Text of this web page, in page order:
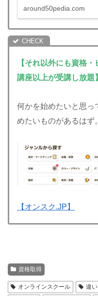
around50pedia.com
【それ以外にも資格
講座以上が受講し放題】
何かを始めたいと思っ
めたいものがあるはず。
【オンスク.JP】
資格取得
オンラインスクール 違い